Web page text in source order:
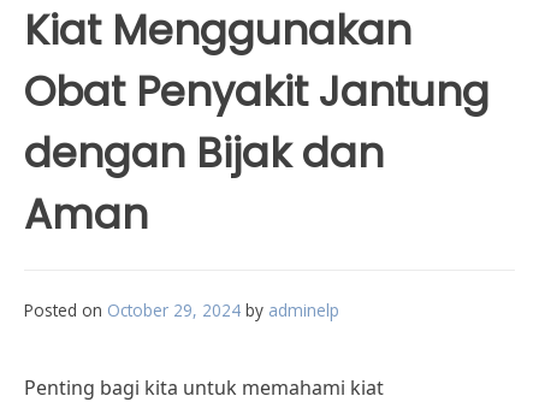
Kiat Menggunakan
Obat Penyakit Jantung
dengan Bijak dan
Aman
Posted on October 29, 2024 by adminelp
Penting bagi kita untuk memahami kiat